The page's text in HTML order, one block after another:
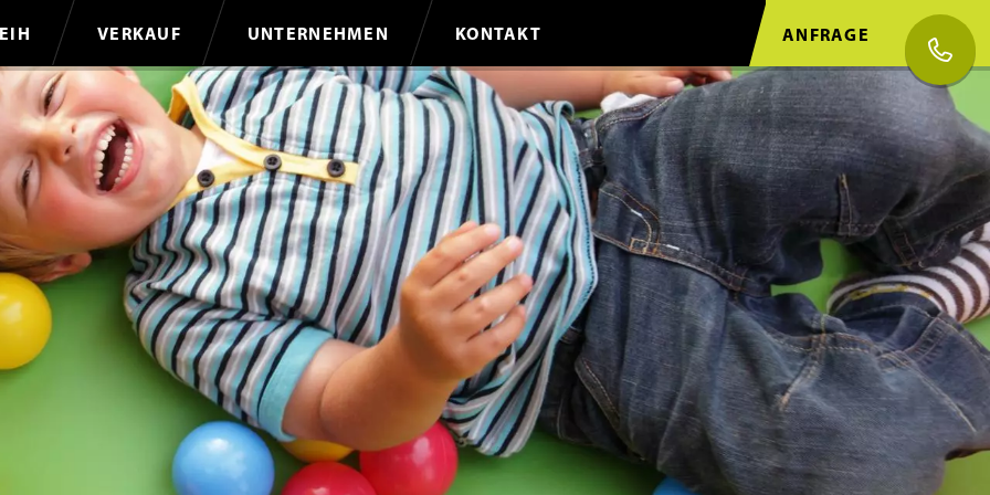
VERKAUF UNTERNEHMEN KONTAKT ANFRAGE